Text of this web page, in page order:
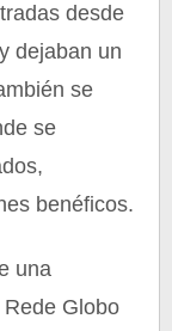
desde
dejaban un
se
se
benéficos.
una
Globo